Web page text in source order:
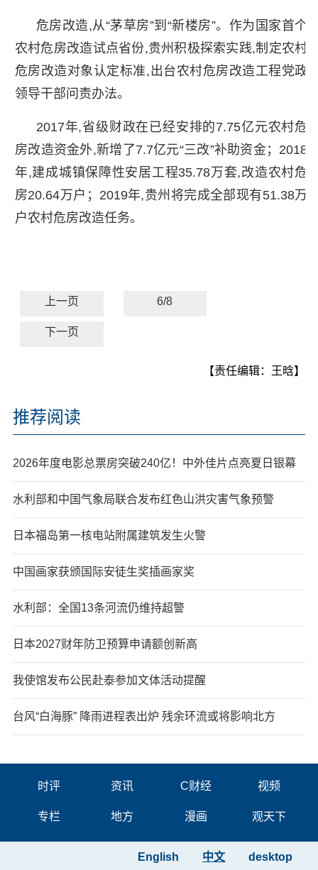
危房改造,从“茅草房”到“新楼房”。作为国家首个
农村危房改造试点省份,贵州积极探索实践,制定农村
危房改造对象认定标准,出台农村危房改造工程党政
领导干部问责办法。
2017年,省级财政在已经安排的7.75亿元农村危
房改造资金外,新增了7.7亿元“三改”补助资金；2018
年,建成城镇保障性安居工程35.78万套,改造农村危
房20.64万户；2019年,贵州将完成全部现有51.38万
户农村危房改造任务。
上一页 6/8
下一页
【责任编辑：王晗】
推荐阅读
2026年度电影总票房突破240亿！中外佳片点亮夏日银幕
水利部和中国气象局联合发布红色山洪灾害气象预警
日本福岛第一核电站附属建筑发生火警
中国画家获颁国际安徒生奖插画家奖
水利部：全国13条河流仍维持超警
日本2027财年防卫预算申请额创新高
我使馆发布公民赴泰参加文体活动提醒
台风“白海豚” 降雨进程表出炉 残余环流或将影响北方
时评 资讯 C财经 视频
专栏 地方 漫画 观天下
desktop
中文
English